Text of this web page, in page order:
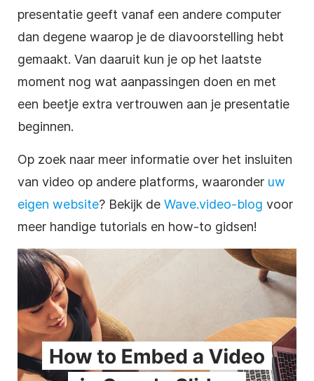
presentatie geeft vanaf een andere computer
dan degene waarop je de diavoorstelling hebt
gemaakt. Van daaruit kun je op het laatste
moment nog wat aanpassingen doen en met
een beetje extra vertrouwen aan je presentatie
beginnen.
Op zoek naar meer informatie over het insluiten
van video op andere platforms, waaronder uw
eigen website? Bekijk de Wave.video-blog voor
meer handige tutorials en how-to gidsen!